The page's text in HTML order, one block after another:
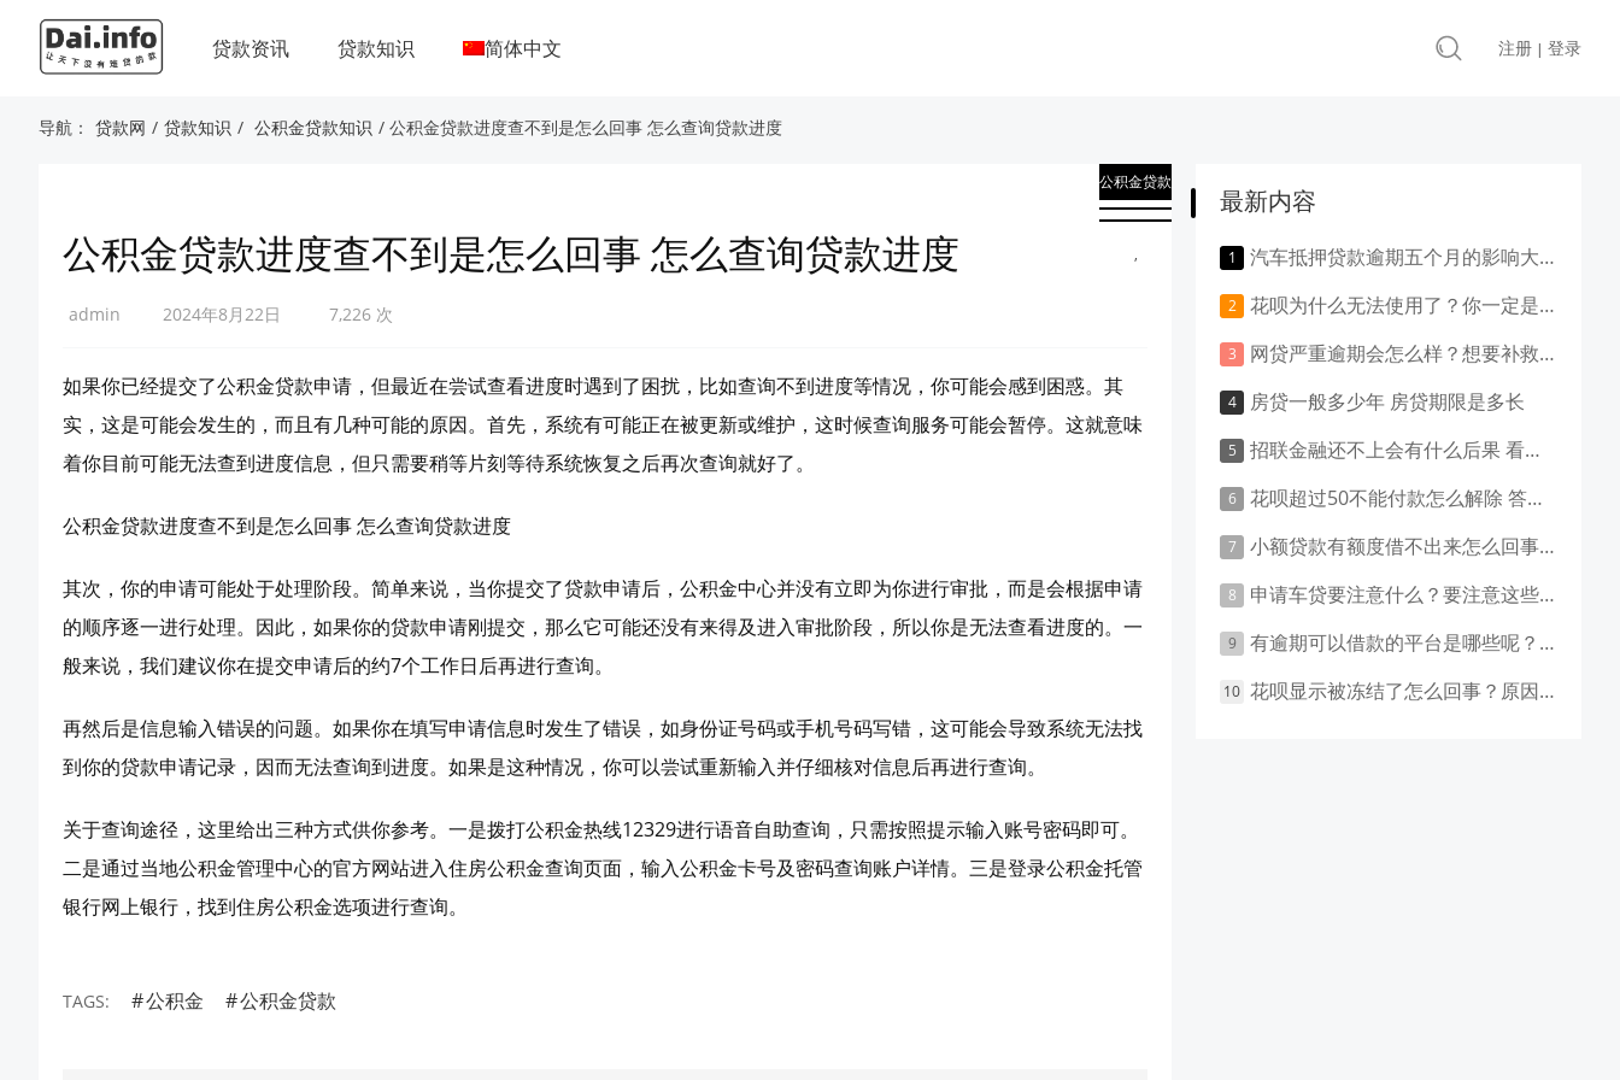
贷款资讯 贷款知识 简体中文 注册 | 登录
导航： 贷款网 / 贷款知识 / 公积金贷款知识 / 公积金贷款进度查不到是怎么回事 怎么查询贷款进度
公积金贷款
知识
,
公积金贷款进度查不到是怎么回事 怎么查询贷款进度
admin 2024年8月22日 7,226 次
如果你已经提交了公积金贷款申请，但最近在尝试查看进度时遇到了困扰，比如查询不到进度等情况，你可能会感到困惑。其
实，这是可能会发生的，而且有几种可能的原因。首先，系统有可能正在被更新或维护，这时候查询服务可能会暂停。这就意味
着你目前可能无法查到进度信息，但只需要稍等片刻等待系统恢复之后再次查询就好了。
公积金贷款进度查不到是怎么回事 怎么查询贷款进度
其次，你的申请可能处于处理阶段。简单来说，当你提交了贷款申请后，公积金中心并没有立即为你进行审批，而是会根据申请
的顺序逐一进行处理。因此，如果你的贷款申请刚提交，那么它可能还没有来得及进入审批阶段，所以你是无法查看进度的。一
般来说，我们建议你在提交申请后的约7个工作日后再进行查询。
再然后是信息输入错误的问题。如果你在填写申请信息时发生了错误，如身份证号码或手机号码写错，这可能会导致系统无法找
到你的贷款申请记录，因而无法查询到进度。如果是这种情况，你可以尝试重新输入并仔细核对信息后再进行查询。
关于查询途径，这里给出三种方式供你参考。一是拨打公积金热线12329进行语音自助查询，只需按照提示输入账号密码即可。
二是通过当地公积金管理中心的官方网站进入住房公积金查询页面，输入公积金卡号及密码查询账户详情。三是登录公积金托管
银行网上银行，找到住房公积金选项进行查询。
TAGS: 公积金 公积金贷款
最新内容
汽车抵押贷款逾期五个月的影响大吗？负面影响大吗？
花呗为什么无法使用了？你一定是做了这些事！
网贷严重逾期会怎么样？想要补救就得这样做！
房贷一般多少年 房贷期限是多长
招联金融还不上会有什么后果 看这里就清楚了
花呗超过50不能付款怎么解除 答案是这样的
小额贷款有额度借不出来怎么回事 原因有这几点
申请车贷要注意什么？要注意这些事项！
有逾期可以借款的平台是哪些呢？主要有这些平台！
花呗显示被冻结了怎么回事？原因和应对措施盘点！